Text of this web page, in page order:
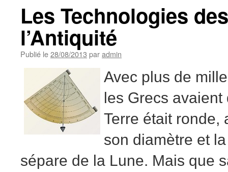
Les Technologies
l’Antiquité
Publié le28/08/2013 paradmin
Avec plus de
les Grecs
Terre était ronde,
son diamètre et
sépare de la Lune. Mais que